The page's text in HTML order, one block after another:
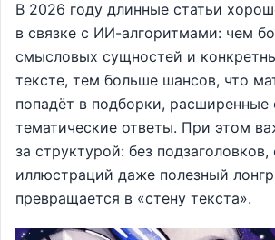
В 2026 году длинные статьи
в связке с ИИ-алгоритмами: чем
смысловых сущностей и
тексте, тем больше шансов, что
попадёт в подборки, расширенные
тематические ответы. При этом
за структурой: без подзаголовков,
иллюстраций даже полезный
превращается в «стену текста».